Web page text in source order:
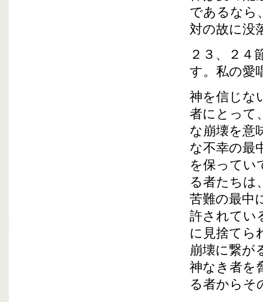
であるなら
対の故に没
２３、２４
す。私の愛
神を信じな
者にとって
な崩壊を意
な不幸の最
を保ってい
る者たちは
苦難の最中
許されてい
に見捨てら
崩壊に繋が
神なき者を
る者からそ